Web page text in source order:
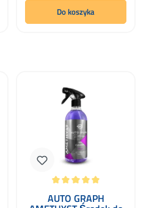
Do koszyka
AUTO GRAPH